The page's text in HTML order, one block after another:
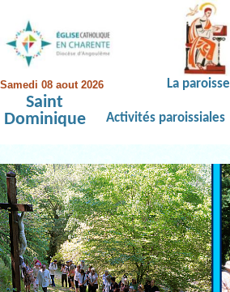
Samedi 08 aout 2026
Saint
Dominique
La paroisse
Activités paroissiales